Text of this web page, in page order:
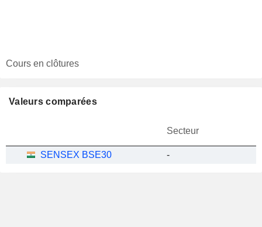
Cours en clôtures
Valeurs comparées
Secteur
SENSEX BSE30 -